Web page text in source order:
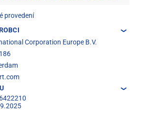
provedení
Corporation Europe B.V.